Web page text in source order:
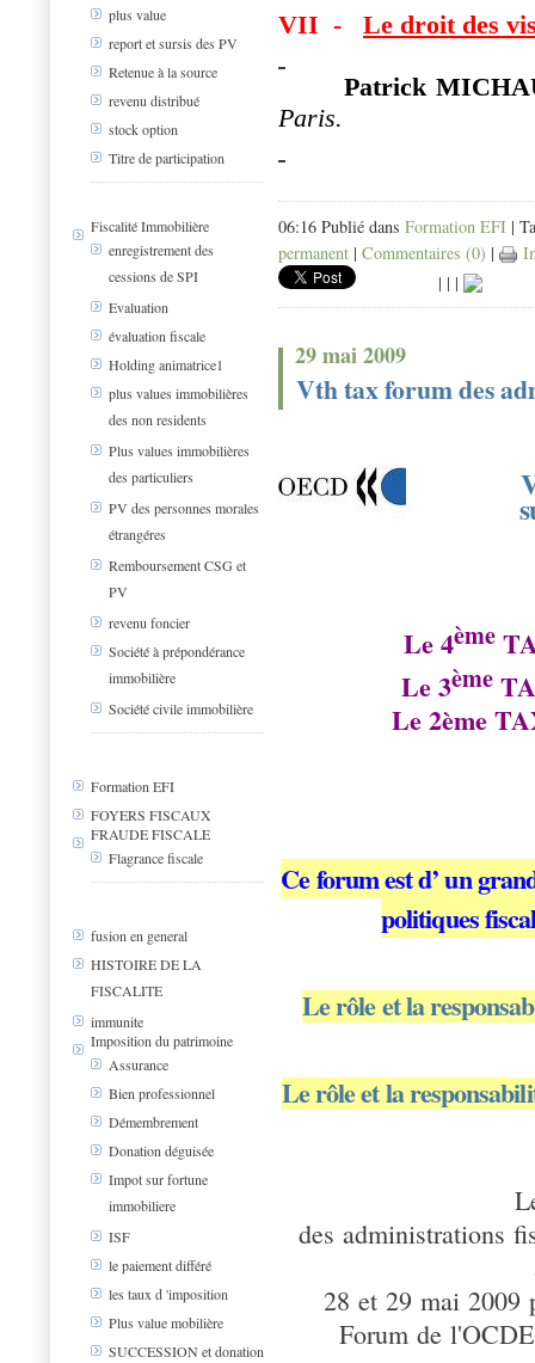
plus value
report et sursis des PV
Retenue à la source
revenu distribué
stock option
Titre de participation
Fiscalité Immobilière
enregistrement des
cessions de SPI
Evaluation
évaluation fiscale
Holding animatrice1
plus values immobilières
des non residents
Plus values immobilières
des particuliers
PV des personnes morales
étrangéres
Remboursement CSG et
PV
revenu foncier
Société à prépondérance
immobilière
Société civile immobilière
Formation EFI
FOYERS FISCAUX
FRAUDE FISCALE
Flagrance fiscale
fusion en general
HISTOIRE DE LA
FISCALITE
immunite
Imposition du patrimoine
Assurance
Bien professionnel
Démembrement
Donation déguisée
Impot sur fortune
immobiliere
ISF
le paiement différé
les taux d 'imposition
Plus value mobilière
SUCCESSION et donation
VII - Le droit des
Patrick
Paris.
06:16 Publié dans Formation EFI |
permanent | Commentaires (0) |
| | |
29 mai 2009
Vth tax forum des
Le 4ème
Le 3ème
Le 2ème
Ce forum est d’ un
politiques
Le rôle et la
Le rôle et la
des administrations
28 et 29 mai 2009
Forum de